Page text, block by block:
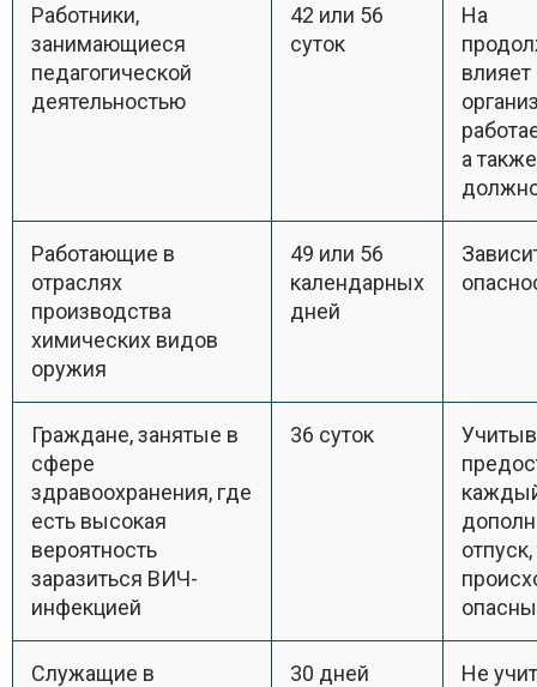
Работники,
занимающиеся
педагогической
деятельностью
42 или 56
суток
На
а
Работающие в
отраслях
производства
химических видов
оружия
49 или 56
календарных
дней
Граждане, занятые в
сфере
здравоохранения, где
есть высокая
вероятность
заразиться ВИЧ-
инфекцией
36 суток
Служащие в
30 дней
Не